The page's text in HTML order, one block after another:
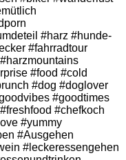
#harz #hunde-
#fahrradtour
#food #cold
#dog #doglover
#goodtimes
#chefkoch
#yummy
#Ausgehen
#leckeressengehen